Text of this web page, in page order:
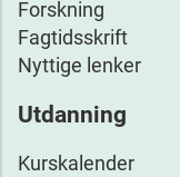
Forskning
Fagtidsskrift
Nyttige lenker
Utdanning
Kurskalender